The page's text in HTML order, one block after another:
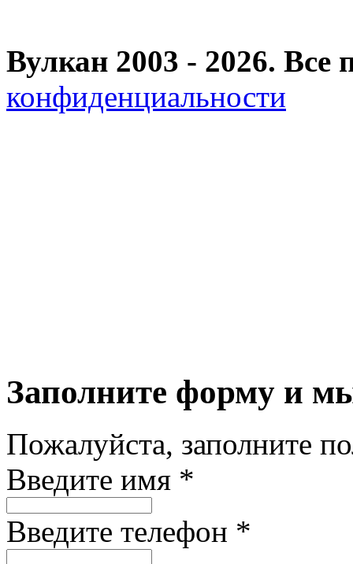
Вулкан 2003 - 2026.
конфиденциальности
Заполните форму и
Пожалуйста, заполните
Введите имя *
Введите телефон *